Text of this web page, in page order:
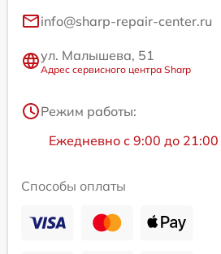
info@sharp-repair-center.ru
ул. Малышева, 51
Адрес сервисного центра Sharp
Режим работы:
Ежедневно с 9:00 до 21:00
Способы оплаты